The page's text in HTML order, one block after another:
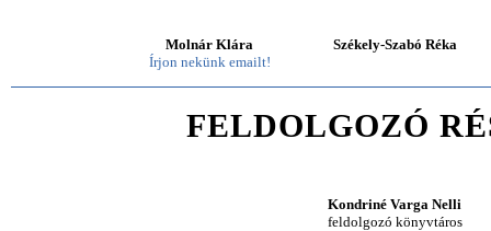
Molnár Klára
Írjon nekünk emailt!
Székely-Szabó Réka
FELDOLGOZÓ
Kondriné Varga Nelli
feldolgozó könyvtáros